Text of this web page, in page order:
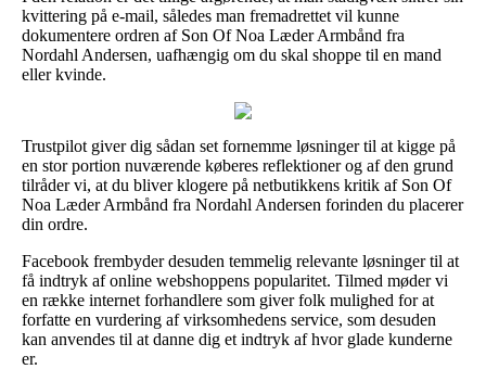
kvittering på e-mail, således man fremadrettet vil kunne
dokumentere ordren af Son Of Noa Læder Armbånd fra
Nordahl Andersen, uafhængig om du skal shoppe til en mand
eller kvinde.
Trustpilot giver dig sådan set fornemme løsninger til at kigge på
en stor portion nuværende køberes reflektioner og af den grund
tilråder vi, at du bliver klogere på netbutikkens kritik af Son Of
Noa Læder Armbånd fra Nordahl Andersen forinden du placerer
din ordre.
Facebook frembyder desuden temmelig relevante løsninger til at
få indtryk af online webshoppens popularitet. Tilmed møder vi
en række internet forhandlere som giver folk mulighed for at
forfatte en vurdering af virksomhedens service, som desuden
kan anvendes til at danne dig et indtryk af hvor glade kunderne
er.